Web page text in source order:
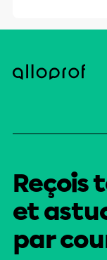
Reçois
et
par